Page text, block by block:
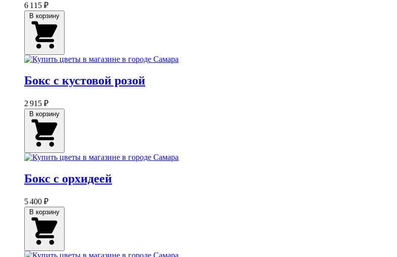
6 115 ₽
Бокс с кустовой розой
2 915 ₽
Бокс с орхидеей
5 400 ₽